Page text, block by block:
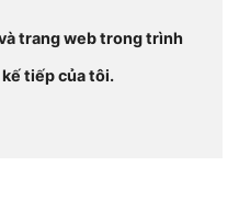
trang web trong trình
tiếp của tôi.